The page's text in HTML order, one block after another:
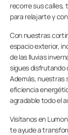
Profesionales
Grupo Lumon
Tienda Online
recorre sus calles,
para relajarte y
Con nuestras
espacio exterior,
de las lluvias
sigues disfrutando
Además, nuestras
eficiencia
agradable todo el
Visítanos en
te ayude a